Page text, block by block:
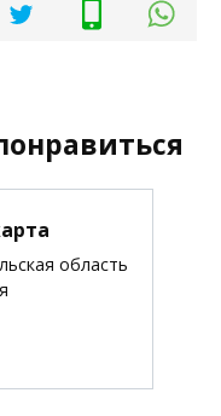
область